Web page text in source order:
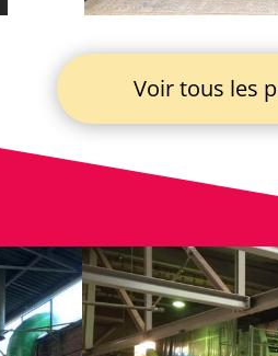
Voir tous les